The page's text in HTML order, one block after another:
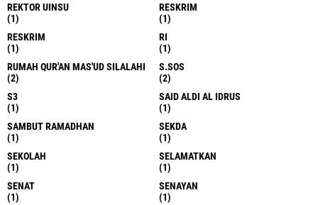
REKTOR UINSU
(1)
RESKRIM
(1)
RESKRIM
(1)
RI
(1)
RUMAH QUR'AN MAS'UD SILALAHI
(2)
S.SOS
(2)
S3
(1)
SAID ALDI AL IDRUS
(1)
SAMBUT RAMADHAN
(1)
SEKDA
(1)
SEKOLAH
(1)
SELAMATKAN
(1)
SENAT
(1)
SENAYAN
(1)